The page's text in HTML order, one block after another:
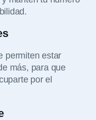
permiten estar
más, para que
por el